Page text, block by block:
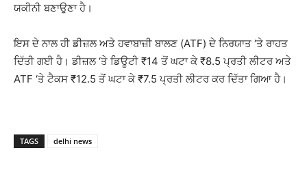
ਯਕੀਨੀ ਬਣਾਉਣਾ ਹੈ।
ਇਸ ਦੇ ਨਾਲ ਹੀ ਡੀਜ਼ਲ ਅਤੇ ਹਵਾਬਾਜ਼ੀ ਬਾਲਣ (ATF) ਦੇ ਨਿਰਯਾਤ ‘ਤੇ ਰਾਹਤ
ਦਿੱਤੀ ਗਈ ਹੈ। ਡੀਜ਼ਲ ‘ਤੇ ਡਿਊਟੀ ₹14 ਤੋਂ ਘਟਾ ਕੇ ₹8.5 ਪ੍ਰਤੀ ਲੀਟਰ ਅਤੇ
ATF ‘ਤੇ ਟੈਕਸ ₹12.5 ਤੋਂ ਘਟਾ ਕੇ ₹7.5 ਪ੍ਰਤੀ ਲੀਟਰ ਕਰ ਦਿੱਤਾ ਗਿਆ ਹੈ।
TAGS delhi news